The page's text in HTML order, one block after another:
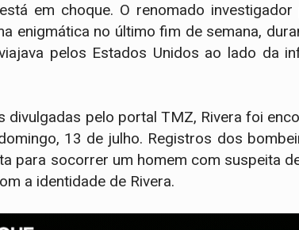
em choque. O renomado
enigmática no último fim de semana,
pelos Estados Unidos ao lado da
divulgadas pelo portal TMZ, Rivera foi
13 de julho. Registros dos
para socorrer um homem com suspeita
a identidade de Rivera.